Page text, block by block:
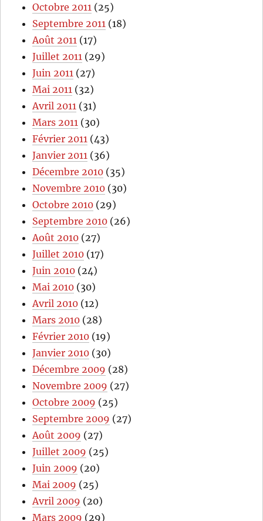
Octobre 2011 (25)
Septembre 2011 (18)
Août 2011 (17)
Juillet 2011 (29)
Juin 2011 (27)
Mai 2011 (32)
Avril 2011 (31)
Mars 2011 (30)
Février 2011 (43)
Janvier 2011 (36)
Décembre 2010 (35)
Novembre 2010 (30)
Octobre 2010 (29)
Septembre 2010 (26)
Août 2010 (27)
Juillet 2010 (17)
Juin 2010 (24)
Mai 2010 (30)
Avril 2010 (12)
Mars 2010 (28)
Février 2010 (19)
Janvier 2010 (30)
Décembre 2009 (28)
Novembre 2009 (27)
Octobre 2009 (25)
Septembre 2009 (27)
Août 2009 (27)
Juillet 2009 (25)
Juin 2009 (20)
Mai 2009 (25)
Avril 2009 (20)
Mars 2009 (29)